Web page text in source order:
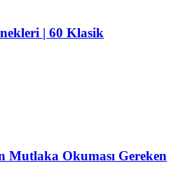
| 60 Klasik
Mutlaka Okuması Gereken